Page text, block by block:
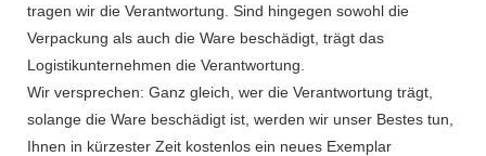
tragen wir die Verantwortung. Sind hingegen sowohl die
Verpackung als auch die Ware beschädigt, trägt das
Logistikunternehmen die Verantwortung.
Wir versprechen: Ganz gleich, wer die Verantwortung trägt,
solange die Ware beschädigt ist, werden wir unser Bestes tun,
Ihnen in kürzester Zeit kostenlos ein neues Exemplar